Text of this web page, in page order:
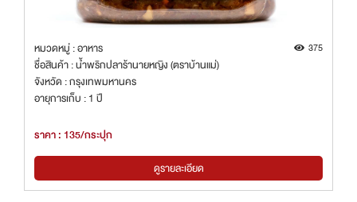
หมวดหมู่ : อาหาร 375
ชื่อสินค้า : น้ำพริกปลาร้านายหญิง (ตราบ้านแม่)
จังหวัด : กรุงเทพมหานคร
อายุการเก็บ : 1 ปี
ราคา : 135/กระปุก
ดูรายละเอียด